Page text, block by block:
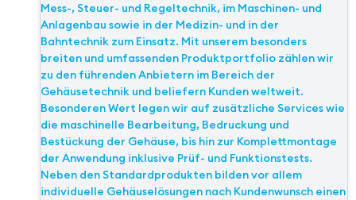
Mess-, Steuer- und Regeltechnik, im Maschinen- und
Anlagenbau sowie in der Medizin- und in der
Bahntechnik zum Einsatz. Mit unserem besonders
breiten und umfassenden Produktportfolio zählen wir
zu den führenden Anbietern im Bereich der
Gehäusetechnik und beliefern Kunden weltweit.
Besonderen Wert legen wir auf zusätzliche Services wie
die maschinelle Bearbeitung, Bedruckung und
Bestückung der Gehäuse, bis hin zur Komplettmontage
der Anwendung inklusive Prüf- und Funktionstests.
Neben den Standardprodukten bilden vor allem
individuelle Gehäuselösungen nach Kundenwunsch einen